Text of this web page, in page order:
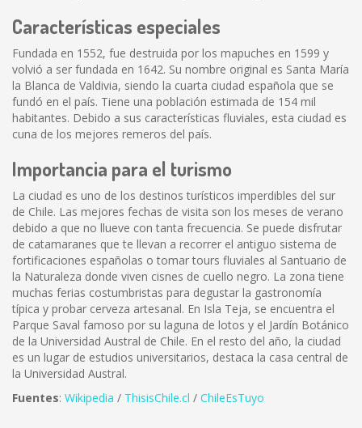
Características especiales
Fundada en 1552, fue destruida por los mapuches en 1599 y
volvió a ser fundada en 1642. Su nombre original es Santa María
la Blanca de Valdivia, siendo la cuarta ciudad española que se
fundó en el país. Tiene una población estimada de 154 mil
habitantes. Debido a sus características fluviales, esta ciudad es
cuna de los mejores remeros del país.
Importancia para el turismo
La ciudad es uno de los destinos turísticos imperdibles del sur
de Chile. Las mejores fechas de visita son los meses de verano
debido a que no llueve con tanta frecuencia. Se puede disfrutar
de catamaranes que te llevan a recorrer el antiguo sistema de
fortificaciones españolas o tomar tours fluviales al Santuario de
la Naturaleza donde viven cisnes de cuello negro. La zona tiene
muchas ferias costumbristas para degustar la gastronomía
típica y probar cerveza artesanal. En Isla Teja, se encuentra el
Parque Saval famoso por su laguna de lotos y el Jardín Botánico
de la Universidad Austral de Chile. En el resto del año, la ciudad
es un lugar de estudios universitarios, destaca la casa central de
la Universidad Austral.
Fuentes: Wikipedia / ThisisChile.cl / ChileEsTuyo